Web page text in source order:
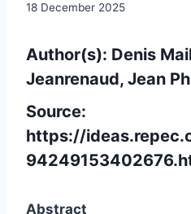
18 December 2025
Author(s): Denis
Jeanrenaud, Jean
Source:
https://
Abstract